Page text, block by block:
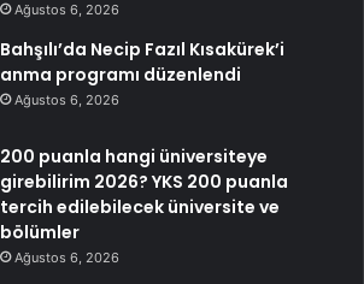
Ağustos 6, 2026
Bahşılı’da Necip Fazıl Kısakürek’i
anma programı düzenlendi
Ağustos 6, 2026
200 puanla hangi üniversiteye
girebilirim 2026? YKS 200 puanla
tercih edilebilecek üniversite ve
bölümler
Ağustos 6, 2026